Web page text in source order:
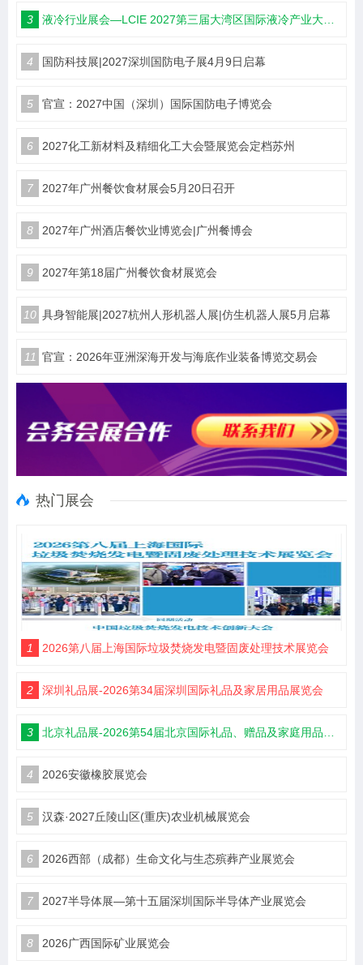
3 液冷行业展会—LCIE 2027第三届大湾区国际液冷产业大会暨展览会（深圳）
4 国防科技展|2027深圳国防电子展4月9日启幕
5 官宣：2027中国（深圳）国际国防电子博览会
6 2027化工新材料及精细化工大会暨展览会定档苏州
7 2027年广州餐饮食材展会5月20日召开
8 2027年广州酒店餐饮业博览会|广州餐博会
9 2027年第18届广州餐饮食材展览会
10 具身智能展|2027杭州人形机器人展|仿生机器人展5月启幕
11 官宣：2026年亚洲深海开发与海底作业装备博览交易会
热门展会
1 2026第八届上海国际垃圾焚烧发电暨固废处理技术展览会
2 深圳礼品展-2026第34届深圳国际礼品及家居用品展览会
3 北京礼品展-2026第54届北京国际礼品、赠品及家庭用品展览会
4 2026安徽橡胶展览会
5 汉森·2027丘陵山区(重庆)农业机械展览会
6 2026西部（成都）生命文化与生态殡葬产业展览会
7 2027半导体展—第十五届深圳国际半导体产业展览会
8 2026广西国际矿业展览会